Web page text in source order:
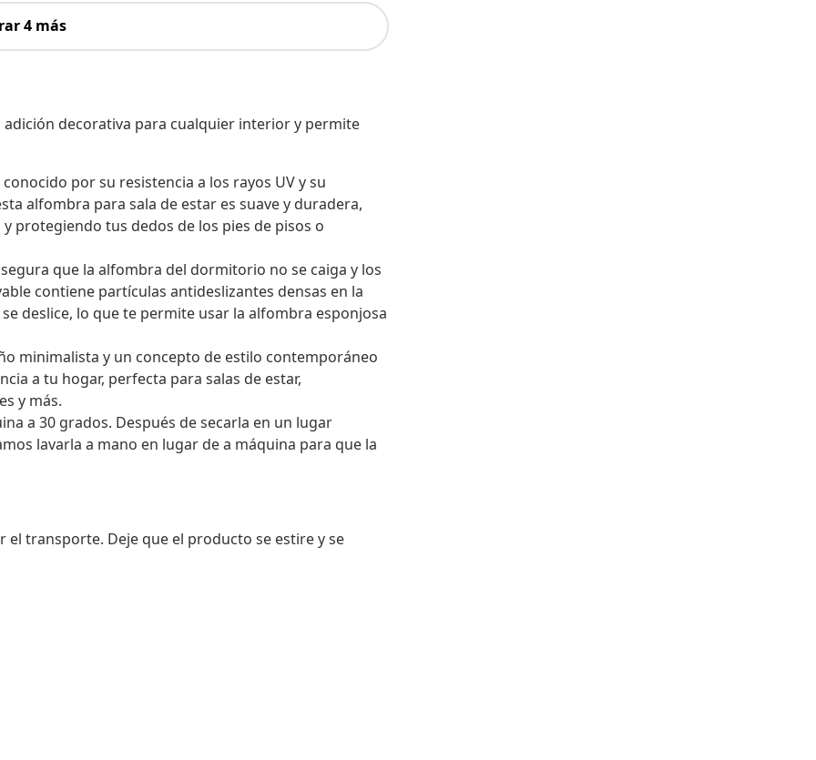
4 más
decorativa para cualquier interior y permite
por su resistencia a los rayos UV y su
alfombra para sala de estar es suave y duradera,
protegiendo tus dedos de los pies de pisos o
que la alfombra del dormitorio no se caiga y los
contiene partículas antideslizantes densas en la
deslice, lo que te permite usar la alfombra esponjosa
minimalista y un concepto de estilo contemporáneo
a tu hogar, perfecta para salas de estar,
y más.
a 30 grados. Después de secarla en un lugar
lavarla a mano en lugar de a máquina para que la
transporte. Deje que el producto se estire y se